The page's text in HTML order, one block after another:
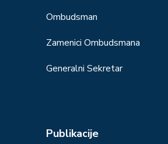
Ombudsman
Zamenici Ombudsmana
Generalni Sekretar
Publikacije